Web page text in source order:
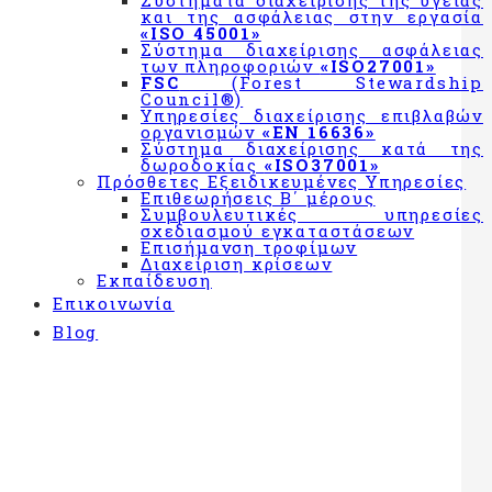
με τον
κανονισμό
«ΕΚ
852/2004»
&
«CODEX
ALIMENTARIUS»
Σύστημα
διαχείρισης
«BRCGS»
Σύστημα
και της ασφάλειας στην εργασία
«ISO 45001»
Σύστημα διαχείρισης ασφάλειας
των πληροφοριών «ISO27001»
FSC (Forest Stewardship
Council®)
Υπηρεσίες διαχείρισης επιβλαβών
οργανισμών «EN 16636»
Σύστημα διαχείρισης κατά της
δωροδοκίας «ISO37001»
Πρόσθετες Εξειδικευμένες Υπηρεσίες
Επιθεωρήσεις Β΄ μέρους
Συμβουλευτικές υπηρεσίες
σχεδιασμού εγκαταστάσεων
Επισήμανση τροφίμων
Διαχείριση κρίσεων
Εκπαίδευση
Επικοινωνία
Blog